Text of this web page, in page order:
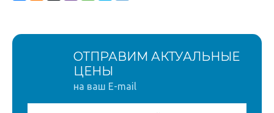
ОТПРАВИМ АКТУАЛЬНЫЕ
ЦЕНЫ
на ваш E-mail